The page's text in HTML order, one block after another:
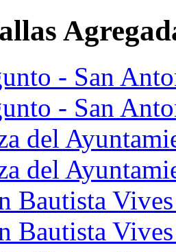
- San
- San
del
del
Bautista
Bautista